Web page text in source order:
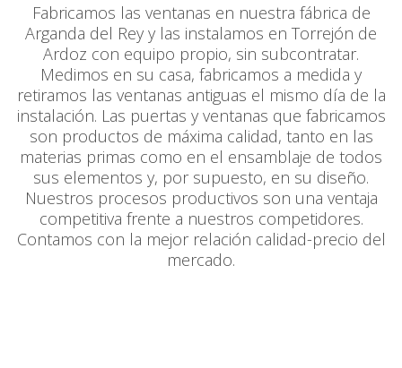
Fabricamos las ventanas en nuestra fábrica de
Arganda del Rey y las instalamos en Torrejón de
Ardoz con equipo propio, sin subcontratar.
Medimos en su casa, fabricamos a medida y
retiramos las ventanas antiguas el mismo día de la
instalación. Las puertas y ventanas que fabricamos
son productos de máxima calidad, tanto en las
materias primas como en el ensamblaje de todos
sus elementos y, por supuesto, en su diseño.
Nuestros procesos productivos son una ventaja
competitiva frente a nuestros competidores.
Contamos con la mejor relación calidad-precio del
mercado.